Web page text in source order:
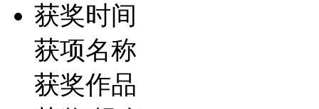
获奖时间
获项名称
获奖作品